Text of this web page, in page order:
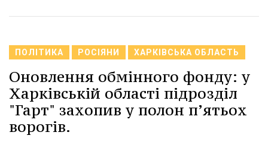
ПОЛІТИКА РОСІЯНИ ХАРКІВСЬКА ОБЛАСТЬ
Оновлення обмінного фонду: у
Харківській області підрозділ
"Гарт" захопив у полон п’ятьох
ворогів.